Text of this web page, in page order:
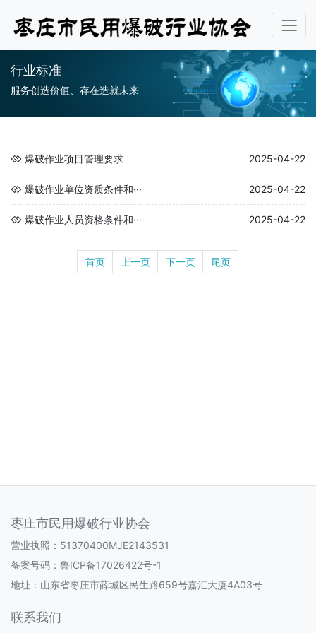
行业标准
服务创造价值、存在造就未来
爆破作业项目管理要求 2025-04-22
爆破作业单位资质条件和··· 2025-04-22
爆破作业人员资格条件和··· 2025-04-22
首页 上一页 下一页 尾页
枣庄市民用爆破行业协会
营业执照：51370400MJE2143531
备案号码： 鲁ICP备17026422号-1
地址：山东省枣庄市薛城区民生路659号嘉汇大厦4A03号
联系我们